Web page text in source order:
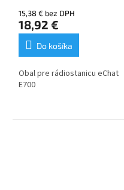
15,38 € bez DPH
18,92 €
Do košíka
Obal pre rádiostanicu eChat
E700